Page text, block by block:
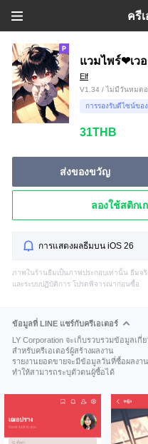
ครี
แวมไพร์❤เว
Elf
V1.34 / ไม่มีวันหมด
การรองรับดีไซน์ขอ
31THB
ส่งของขวัญ
ลองใช้สติกเ
การแสดงผลธีมบน iOS 26
ภาพในร้านธีมเป็นภาพประกอบเท่านั้น ธีมจ
และระบบปฏิบัติการ โปรดพิจารณาก่อนซื้อ
ข้อมูลที่ LINE แชร์กับครีเอเตอร์
LY Corporation จะเก็บรวบรวมข้อมูลเ
สำหรับครีเอเตอร์ผู้สร้างผลงาน
รายงานยอดขายจะมีข้อมูลวันที่ซื้อผลง
ทำให้สามารถระบุตัวตนผู้ซื้อได้